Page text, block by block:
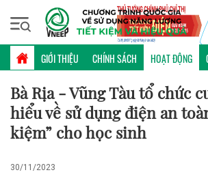
GIỚI THIỆU CHÍNH SÁCH HOẠT ĐỘNG
Thứ bảy, 08/08/2026 | 08:18 GMT+7
HOẠT ĐỘNG
Bà Rịa - Vũng Tàu tổ chức
hiểu về sử dụng điện an
kiệm” cho học sinh
30/11/2023